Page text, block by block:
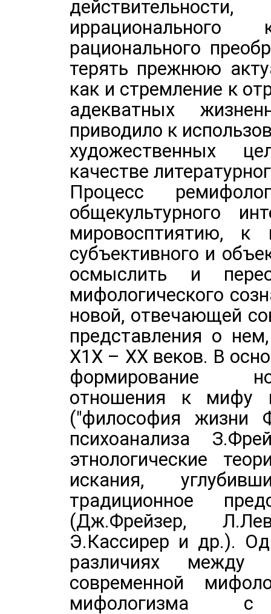
рационального
терять прежнюю
как и стремление к
адекватных
приводило к
художественных
качестве
Процесс
общекультурного
мировосптиятию, к
субъективного и
осмыслить и
мифологического
новой, отвечающей
представления о
Х1Х – ХХ веков. В
формирование
отношения к мифу
("философия жизни
психоанализа
этнологические
искания,
традиционное
(Дж.Фрейзер,
Э.Кассирер и др.).
различиях
современной
мифологизма с